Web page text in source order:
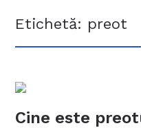
Etichetă: preot
Cine este